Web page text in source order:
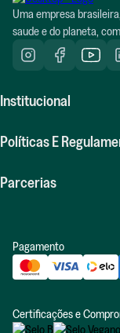
Uma empresa
saude e do planeta,
Institucional
Sobre Nós
Indique E Ganhe
Blog
Relatório De Impacto
Políticas E
Perguntas Frequentes
Políticas De Trocas E
Política De Privacidade
Política De Diversidade
Parcerias
Revenda Positiv.a
Pagamento
Certificações e